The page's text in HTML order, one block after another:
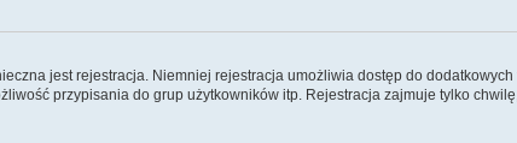
jest rejestracja. Niemniej rejestracja umożliwia dostęp do
przypisania do grup użytkowników itp. Rejestracja zajmuje tylko